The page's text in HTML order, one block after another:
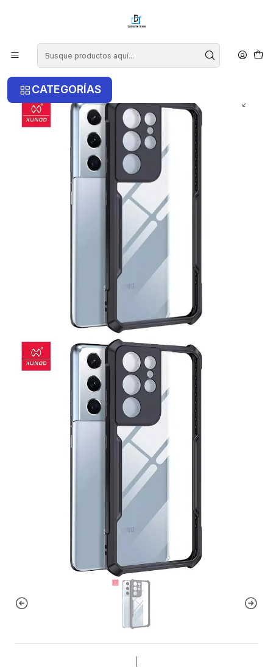
CATEGORÍAS
Inicio Samsung
Samsung S21 Ultra
Carcasa Xundd Samsung S21 Ultra